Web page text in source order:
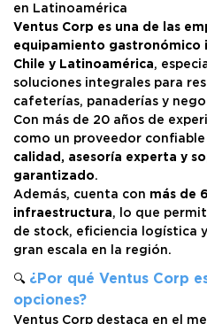
en Latinoamérica
Ventus Corp es una de las
equipamiento gastronómico
Chile y Latinoamérica,
soluciones integrales para
cafeterías, panaderías y
Con más de 20 años de
como un proveedor confiable
calidad, asesoría experta y
garantizado.
Además, cuenta con más de
infraestructura, lo que
de stock, eficiencia logística
gran escala en la región.
🔍 ¿Por qué Ventus Corp
opciones?
Ventus Corp destaca en el